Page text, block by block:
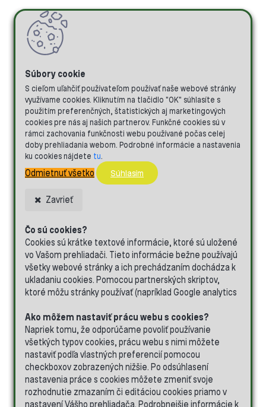
S cieľom uľahčiť používateľom používať naše webové stránky
využívame cookies. Kliknutím na tlačidlo "OK" súhlasíte s
použitím preferenčných, štatistických aj marketingových
cookies pre nás aj našich partnerov. Funkčné cookies sú v
rámci zachovania funkčnosti webu používané počas celej
doby prehliadania webom. Podrobné informácie a nastavenia
ku cookies nájdete tu.
Odmietnuť všetko Súhlasím
Zavrieť
Čo sú cookies?
Cookies sú krátke textové informácie, ktoré sú uložené
vo Vašom prehliadači. Tieto informácie bežne používajú
všetky webové stránky a ich prechádzaním dochádza k
ukladaniu cookies. Pomocou partnerských skriptov,
ktoré môžu stránky používať (napríklad Google analytics
Ako môžem nastaviť prácu webu s cookies?
Napriek tomu, že odporúčame povoliť používanie
všetkých typov cookies, prácu webu s nimi môžete
nastaviť podľa vlastných preferencií pomocou
checkboxov zobrazených nižšie. Po odsúhlasení
nastavenia práce s cookies môžete zmeniť svoje
rozhodnutie zmazaním či editáciou cookies priamo v
nastavení Vášho prehliadača. Podrobnejšie informácie k